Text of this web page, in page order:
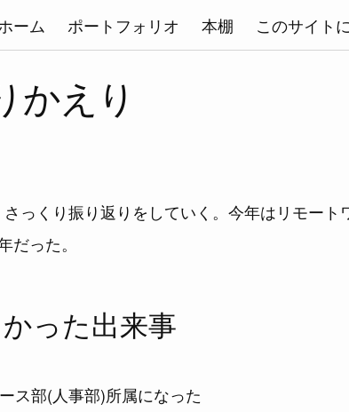
ーム ポートフォリオ 本棚 このサイト
かえり
っくり振り返りをしていく。今年はリモート
だった。
った出来事
ス部(人事部)所属になった